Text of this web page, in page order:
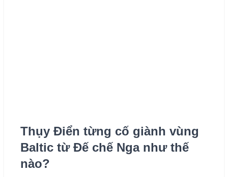
Thụy Điển từng cố giành vùng
Baltic từ Đế chế Nga như thế
nào?